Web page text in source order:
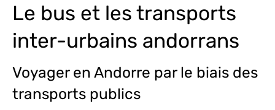
Le bus et les transports
inter-urbains andorrans
Voyager en Andorre par le biais des
transports publics